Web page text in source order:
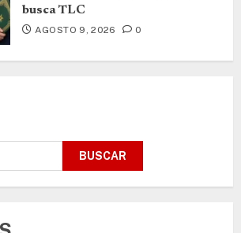
busca TLC
AGOSTO 9, 2026 0
BUSCAR